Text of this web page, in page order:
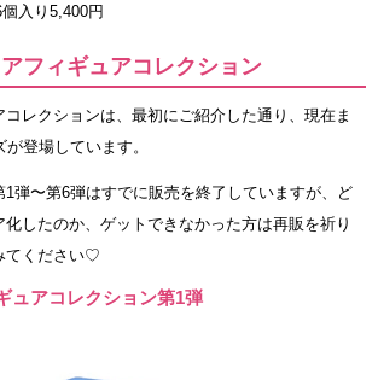
入り5,400円
フィギュアコレクション
コレクションは、最初にご紹介した通り、現在ま
登場しています。
1弾〜第6弾はすでに販売を終了していますが、ど
化したのか、ゲットできなかった方は再販を祈り
てください♡
ュアコレクション第1弾